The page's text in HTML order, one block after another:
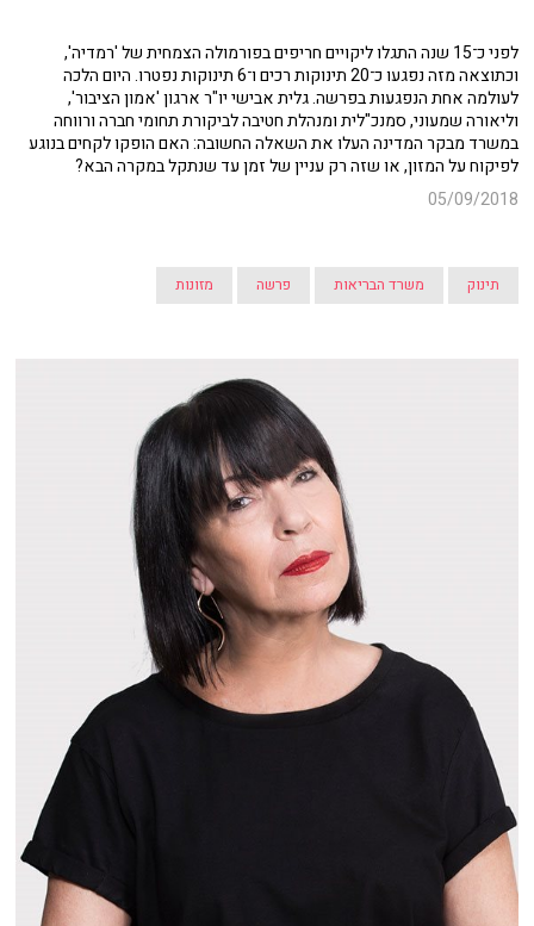
לפני כ־15 שנה התגלו ליקויים חריפים בפורמולה הצמחית של 'רמדיה',
וכתוצאה מזה נפגעו כ־20 תינוקות רכים ו־6 תינוקות נפטרו. היום הלכה
לעולמה אחת הנפגעות בפרשה. גלית אבישי יו"ר ארגון 'אמון הציבור',
וליאורה שמעוני, סמנכ"לית ומנהלת חטיבה לביקורת תחומי חברה ורווחה
במשרד מבקר המדינה העלו את השאלה החשובה: האם הופקו לקחים בנוגע
לפיקוח על המזון, או שזה רק עניין של זמן עד שנתקל במקרה הבא?
05/09/2018
תינוק משרד הבריאות פרשה מזונות